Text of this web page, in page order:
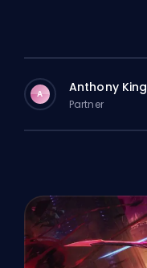
A Anthony King
Partner